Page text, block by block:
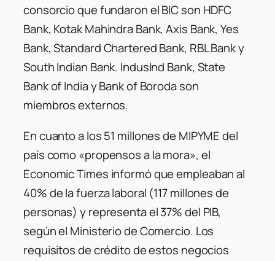
consorcio que fundaron el BIC son HDFC
Bank, Kotak Mahindra Bank, Axis Bank, Yes
Bank, Standard Chartered Bank, RBL Bank y
South Indian Bank. IndusInd Bank, State
Bank of India y Bank of Boroda son
miembros externos.
En cuanto a los 51 millones de MIPYME del
país como «propensos a la mora», el
Economic Times informó que empleaban al
40% de la fuerza laboral (117 millones de
personas) y representa el 37% del PIB,
según el Ministerio de Comercio. Los
requisitos de crédito de estos negocios